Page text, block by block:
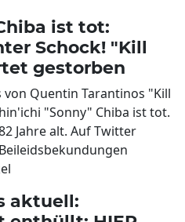
ist tot:
Schock! "Kill
gestorben
Quentin Tarantinos "Kill
"Sonny" Chiba ist tot.
Jahre alt. Auf Twitter
aktuell: